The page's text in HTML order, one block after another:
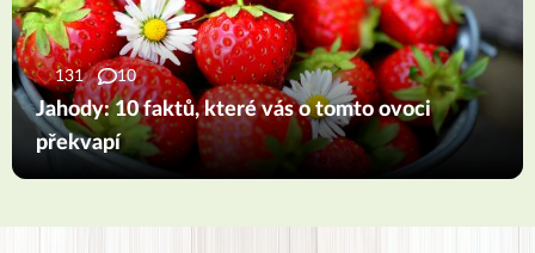
131 10
Jahody: 10 faktů, které vás o tomto ovoci
překvapí